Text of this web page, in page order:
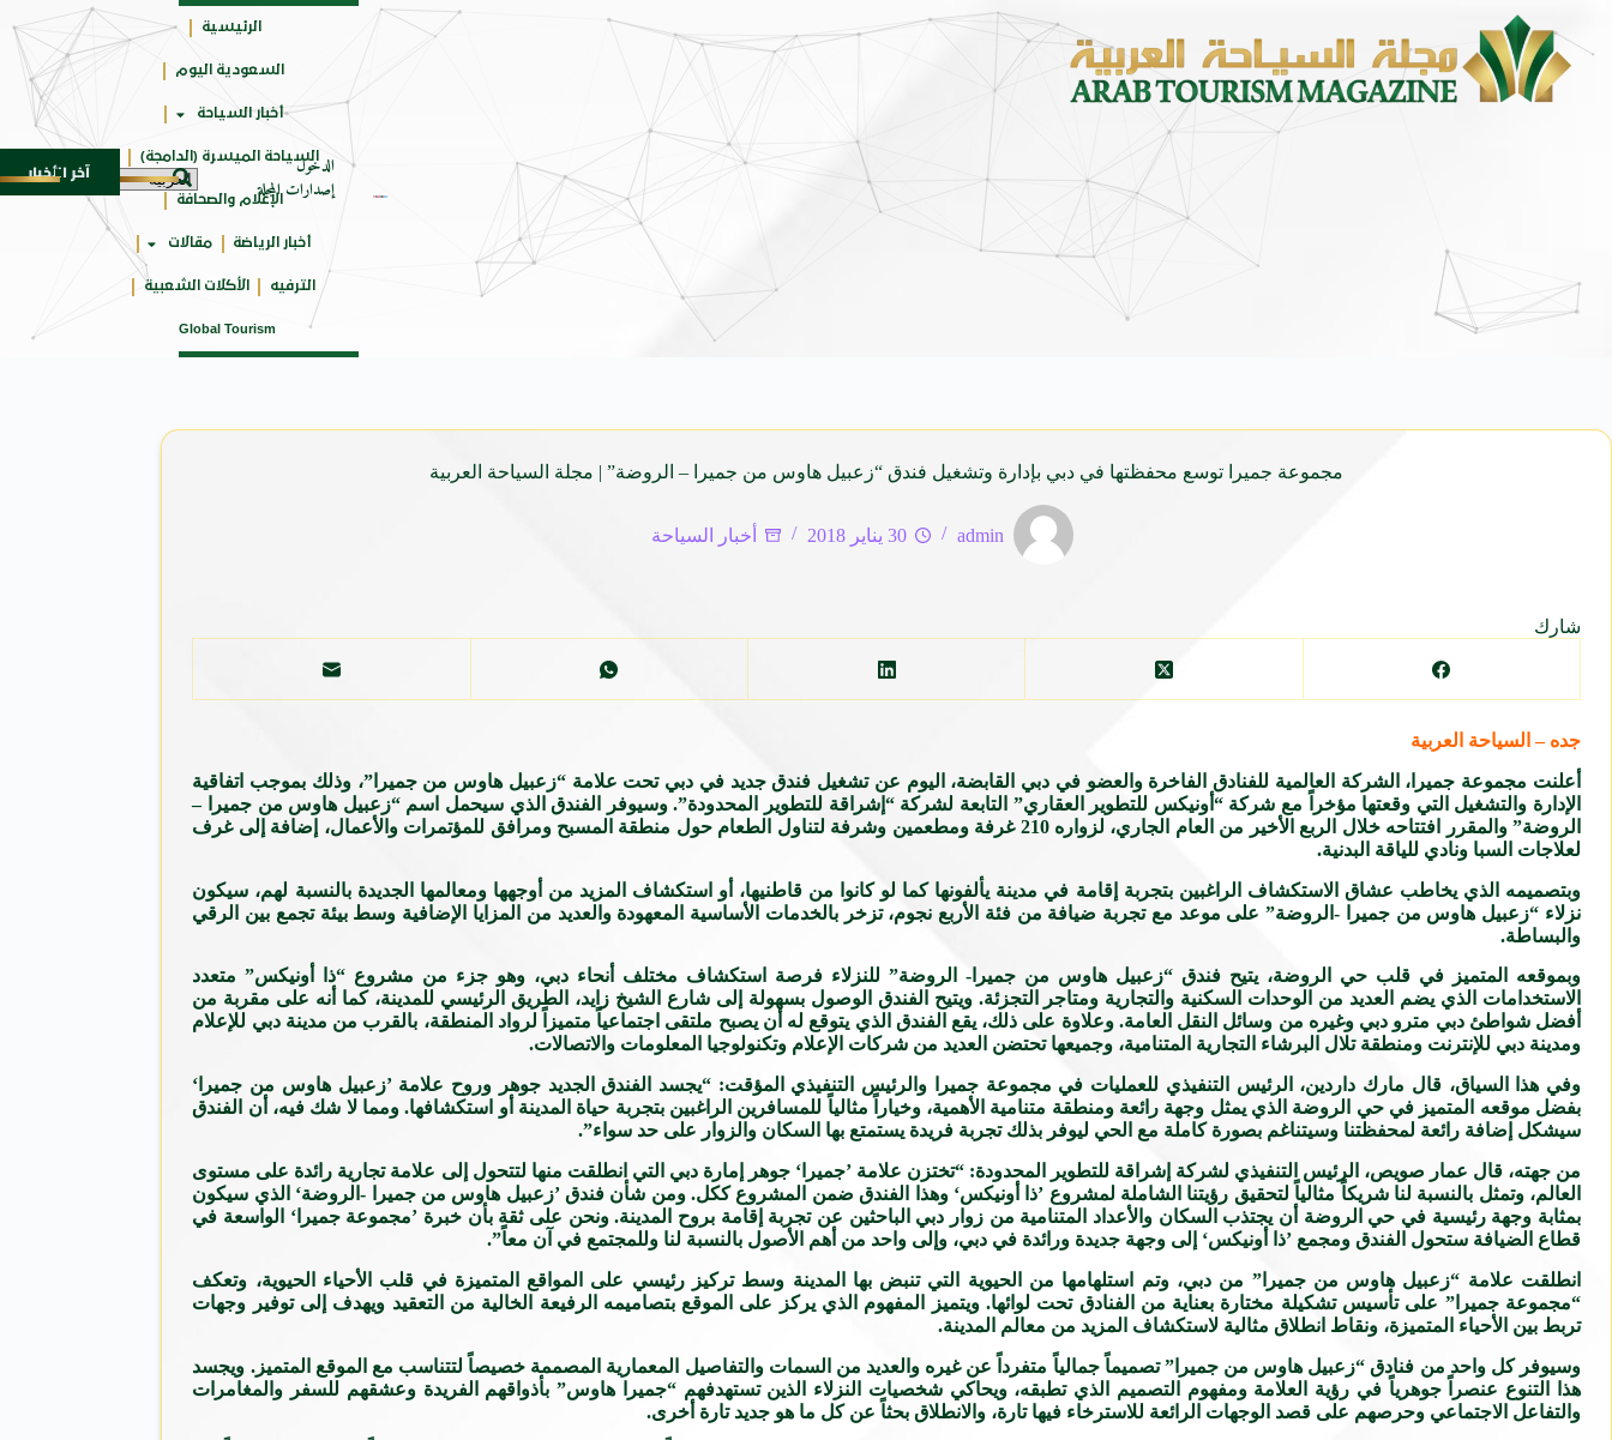
جائزتي
أوسكار
الدخول
إصدارات المجلة
الرئيسية
السعودية اليوم
أخبار السياحة
السياحة الميسرة (الدامجة)
الإعلام والصحافة
أخبار الرياضة مقالات
الترفيه الأكلات الشعبية
Global Tourism
آخر الأخبار بين قرطاج ومدريد: صياغة جغرافية جديدة للاستثمار السياحي في المتوسط جوائز أثر تضيف فئة “أفضل حملة رياضية” في نسختها
مجموعة جميرا توسع محفظتها في دبي بإدارة وتشغيل فندق “زعبيل هاوس من جميرا – الروضة” | مجلة السياحة العربية
admin 30 يناير 2018 أخبار السياحة
شارك
جده – السياحة العربية
أعلنت مجموعة جميرا، الشركة العالمية للفنادق الفاخرة والعضو في دبي القابضة، اليوم عن تشغيل فندق جديد في دبي تحت علامة “زعبيل هاوس من جميرا”، وذلك بموجب اتفاقية
الإدارة والتشغيل التي وقعتها مؤخراً مع شركة “أونيكس للتطوير العقاري” التابعة لشركة “إشراقة للتطوير المحدودة”. وسيوفر الفندق الذي سيحمل اسم “زعبيل هاوس من جميرا –
الروضة” والمقرر افتتاحه خلال الربع الأخير من العام الجاري، لزواره 210 غرفة ومطعمين وشرفة لتناول الطعام حول منطقة المسبح ومرافق للمؤتمرات والأعمال، إضافة إلى غرف
لعلاجات السبا ونادي للياقة البدنية.
وبتصميمه الذي يخاطب عشاق الاستكشاف الراغبين بتجربة إقامة في مدينة يألفونها كما لو كانوا من قاطنيها، أو استكشاف المزيد من أوجهها ومعالمها الجديدة بالنسبة لهم، سيكون
نزلاء “زعبيل هاوس من جميرا -الروضة” على موعد مع تجربة ضيافة من فئة الأربع نجوم، تزخر بالخدمات الأساسية المعهودة والعديد من المزايا الإضافية وسط بيئة تجمع بين الرقي
والبساطة.
وبموقعه المتميز في قلب حي الروضة، يتيح فندق “زعبيل هاوس من جميرا- الروضة” للنزلاء فرصة استكشاف مختلف أنحاء دبي، وهو جزء من مشروع “ذا أونيكس” متعدد
الاستخدامات الذي يضم العديد من الوحدات السكنية والتجارية ومتاجر التجزئة. ويتيح الفندق الوصول بسهولة إلى شارع الشيخ زايد، الطريق الرئيسي للمدينة، كما أنه على مقربة من
أفضل شواطئ دبي مترو دبي وغيره من وسائل النقل العامة. وعلاوة على ذلك، يقع الفندق الذي يتوقع له أن يصبح ملتقى اجتماعياً متميزاً لرواد المنطقة، بالقرب من مدينة دبي للإعلام
ومدينة دبي للإنترنت ومنطقة تلال البرشاء التجارية المتنامية، وجميعها تحتضن العديد من شركات الإعلام وتكنولوجيا المعلومات والاتصالات.
وفي هذا السياق، قال مارك داردين، الرئيس التنفيذي للعمليات في مجموعة جميرا والرئيس التنفيذي المؤقت: “يجسد الفندق الجديد جوهر وروح علامة ’زعبيل هاوس من جميرا‘
بفضل موقعه المتميز في حي الروضة الذي يمثل وجهة رائعة ومنطقة متنامية الأهمية، وخياراً مثالياً للمسافرين الراغبين بتجربة حياة المدينة أو استكشافها. ومما لا شك فيه، أن الفندق
سيشكل إضافة رائعة لمحفظتنا وسيتناغم بصورة كاملة مع الحي ليوفر بذلك تجربة فريدة يستمتع بها السكان والزوار على حد سواء”.
من جهته، قال عمار صويص، الرئيس التنفيذي لشركة إشراقة للتطوير المحدودة: “تختزن علامة ’جميرا‘ جوهر إمارة دبي التي انطلقت منها لتتحول إلى علامة تجارية رائدة على مستوى
العالم، وتمثل بالنسبة لنا شريكاً مثالياً لتحقيق رؤيتنا الشاملة لمشروع ’ذا أونيكس‘ وهذا الفندق ضمن المشروع ككل. ومن شأن فندق ’زعبيل هاوس من جميرا -الروضة‘ الذي سيكون
بمثابة وجهة رئيسية في حي الروضة أن يجتذب السكان والأعداد المتنامية من زوار دبي الباحثين عن تجربة إقامة بروح المدينة. ونحن على ثقة بأن خبرة ’مجموعة جميرا‘ الواسعة في
قطاع الضيافة ستحول الفندق ومجمع ’ذا أونيكس‘ إلى وجهة جديدة ورائدة في دبي، وإلى واحد من أهم الأصول بالنسبة لنا وللمجتمع في آن معاً”.
انطلقت علامة “زعبيل هاوس من جميرا” من دبي، وتم استلهامها من الحيوية التي تنبض بها المدينة وسط تركيز رئيسي على المواقع المتميزة في قلب الأحياء الحيوية، وتعكف
“مجموعة جميرا” على تأسيس تشكيلة مختارة بعناية من الفنادق تحت لوائها. ويتميز المفهوم الذي يركز على الموقع بتصاميمه الرفيعة الخالية من التعقيد ويهدف إلى توفير وجهات
تربط بين الأحياء المتميزة، ونقاط انطلاق مثالية لاستكشاف المزيد من معالم المدينة.
وسيوفر كل واحد من فنادق “زعبيل هاوس من جميرا” تصميماً جمالياً متفرداً عن غيره والعديد من السمات والتفاصيل المعمارية المصممة خصيصاً لتتناسب مع الموقع المتميز. ويجسد
هذا التنوع عنصراً جوهرياً في رؤية العلامة ومفهوم التصميم الذي تطبقه، ويحاكي شخصيات النزلاء الذين تستهدفهم “جميرا هاوس” بأذواقهم الفريدة وعشقهم للسفر والمغامرات
والتفاعل الاجتماعي وحرصهم على قصد الوجهات الرائعة للاسترخاء فيها تارة، والانطلاق بحثاً عن كل ما هو جديد تارة أخرى.